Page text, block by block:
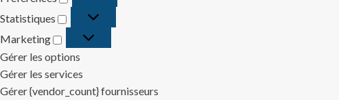
Préférences
Statistiques
Statistiques
Marketing
Marketing
Gérer les options
Gérer les services
Gérer {vendor_count} fournisseurs